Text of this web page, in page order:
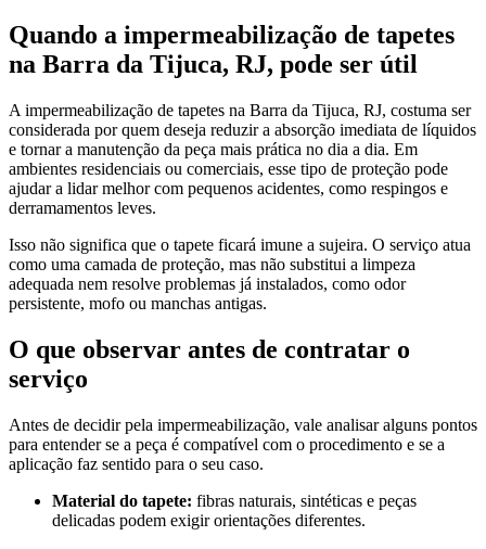
Quando a impermeabilização de tapetes
na Barra da Tijuca, RJ, pode ser útil
A impermeabilização de tapetes na Barra da Tijuca, RJ, costuma ser
considerada por quem deseja reduzir a absorção imediata de líquidos
e tornar a manutenção da peça mais prática no dia a dia. Em
ambientes residenciais ou comerciais, esse tipo de proteção pode
ajudar a lidar melhor com pequenos acidentes, como respingos e
derramamentos leves.
Isso não significa que o tapete ficará imune a sujeira. O serviço atua
como uma camada de proteção, mas não substitui a limpeza
adequada nem resolve problemas já instalados, como odor
persistente, mofo ou manchas antigas.
O que observar antes de contratar o
serviço
Antes de decidir pela impermeabilização, vale analisar alguns pontos
para entender se a peça é compatível com o procedimento e se a
aplicação faz sentido para o seu caso.
Material do tapete: fibras naturais, sintéticas e peças
delicadas podem exigir orientações diferentes.